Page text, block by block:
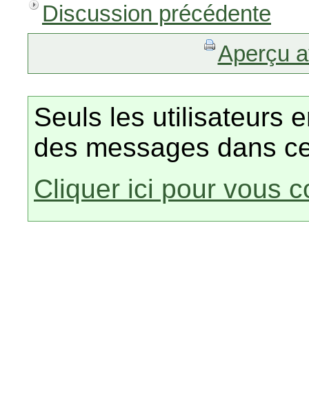
Discussion précédente
Aperçu
Seuls les utilisateurs
des messages dans
Cliquer ici pour vous